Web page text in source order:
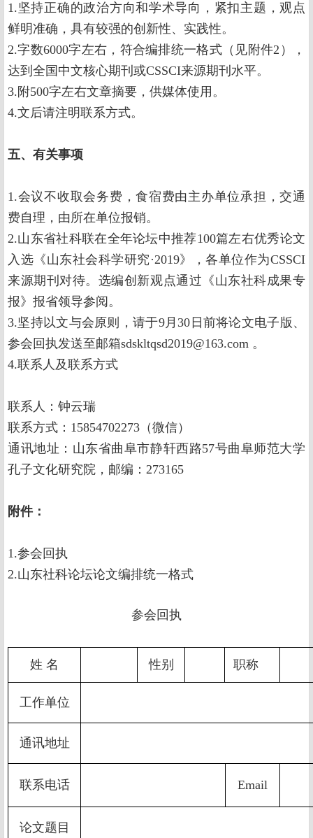
1.坚持正确的政治方向和学术导向，紧扣主题，观点
鲜明准确，具有较强的创新性、实践性。
2.字数6000字左右，符合编排统一格式（见附件2），
达到全国中文核心期刊或CSSCI来源期刊水平。
3.附500字左右文章摘要，供媒体使用。
4.文后请注明联系方式。
五、 有关事项
1.会议不收取会务费，食宿费由主办单位承担，交通
费自理，由所在单位报销。
2.山东省社科联在全年论坛中推荐100篇左右优秀论文
入选《山东社会科学研究·2019》，各单位作为CSSCI
来源期刊对待。选编创新观点通过《山东社科成果专
报》报省领导参阅。
3.坚持以文与会原则，请于9月30日前将论文电子版、
参会回执发送至邮箱sdskltqsd2019@163.com 。
4.联系人及联系方式
联系人：钟云瑞
联系方式：15854702273（微信）
通讯地址：山东省曲阜市静轩西路57号曲阜师范大学
孔子文化研究院，邮编：273165
附件：
1.参会回执
2.山东社科论坛论文编排统一格式
参会回执
姓 名 性别 职称
工作单位
通讯地址
联系电话 Email
论文题目